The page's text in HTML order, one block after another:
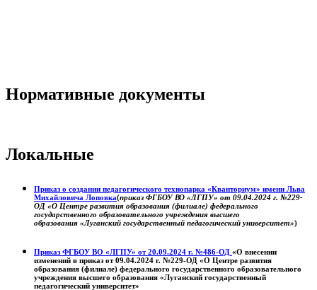
Нормативные документы
Локальные
Приказ о создании педагогического технопарка «Кванториум» имени Льва
Михайловича Лоповка(приказ ФГБОУ ВО «ЛГПУ» от 09.04.2024 г. №229-
ОД «О Центре развития образования (филиале) федерального
государственного образовательного учреждения высшего
образования «Луганский государственный педагогический университет»)
Приказ ФГБОУ ВО «ЛГПУ» от 20.09.2024 г. №486-ОД «О внесении
изменений в приказ от 09.04.2024 г. №229-ОД «О Центре развития
образования (филиале) федерального государственного образовательного
учреждения высшего образования «Луганский государственный
педагогический университет»